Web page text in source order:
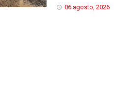
06 agosto, 2026